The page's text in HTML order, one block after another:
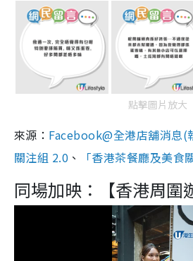
點擊圖片放大
來源： Facebook@全港店舖消息(
關注組 2.0 、 「香港茶餐廳及美食
同場加映：【香港周圍